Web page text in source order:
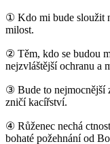
① Kdo mi bude sloužit
milost.
② Těm, kdo se budou
nejzvláštější ochranu a
③ Bude to nejmocnější
zničí kacířství.
④ Růženec nechá
bohaté požehnání od